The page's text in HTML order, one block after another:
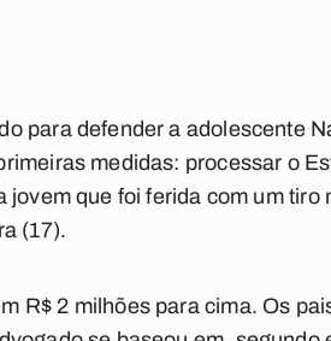
para defender a adolescente
medidas: processar o
jovem que foi ferida com um
(17).
R$ 2 milhões para cima. Os